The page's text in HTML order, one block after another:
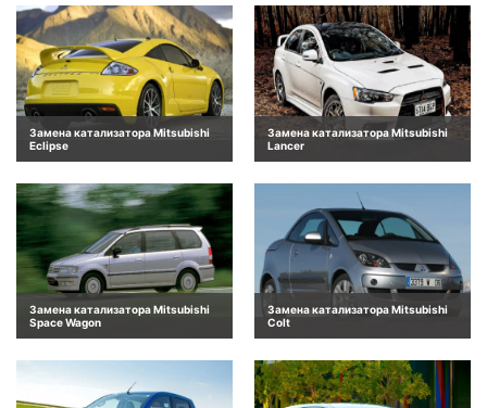
Замена катализатора Mitsubishi
Eclipse
Замена катализатора Mitsubishi
Lancer
Замена катализатора Mitsubishi
Space Wagon
Замена катализатора Mitsubishi
Colt